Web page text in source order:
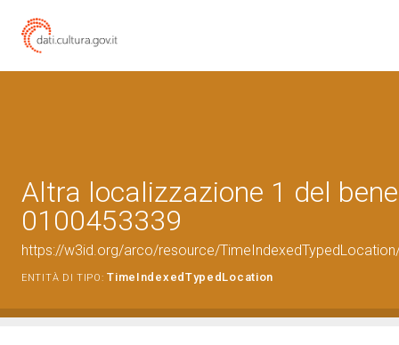
Altra localizzazione 1 del
0100453339
https://w3id.org/arco/resource/
ENTITÀ DI TIPO: TimeIndexedTypedLocation